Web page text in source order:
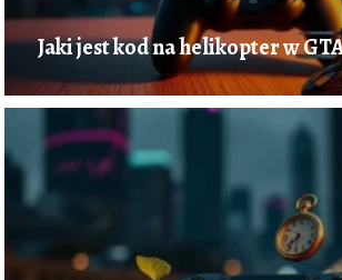
Jaki jest kod na helikopter w